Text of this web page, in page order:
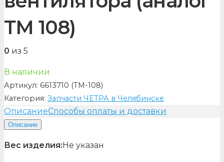
ТМ 108)
0 из 5
В наличии
Артикул: 6613710 (ТМ-108)
Категория: Запчасти ЧЕТРА в Челябинске
ОписаниеСпособы оплаты и доставки
Описание
Вес изделия:Не указан